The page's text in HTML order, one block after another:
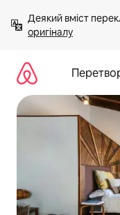
вмісту
Деякий вміст
оригіналу